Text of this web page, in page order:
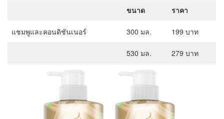
ขนาด ราคา
แชมพูและคอนดิชันเนอร์ 300 มล. 199 บาท
530 มล. 279 บาท